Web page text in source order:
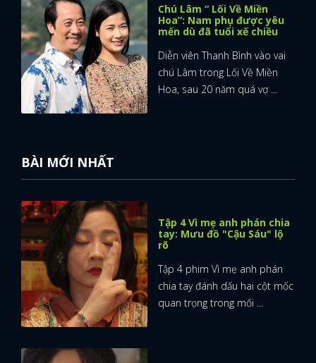
ĐĂNG NHẬP
Chú Lâm “ Lối Về Miền
Hoa”: Nam phụ được yêu
mến dù đã tuổi xế chiều
Diễn viên Thanh Bình vào vai
chú Lâm trong Lối Về Miền
Hoa, sau 20 năm quá vợ ...
BÀI MỚI NHẤT
Tập 4 Vì mẹ anh phán chia
tay: Mưu đồ "Cậu Sáu" lộ
rõ
Tập 4 phim Vì mẹ anh phán
chia tay đánh dấu hai cột mốc
quan trọng trong mối ...